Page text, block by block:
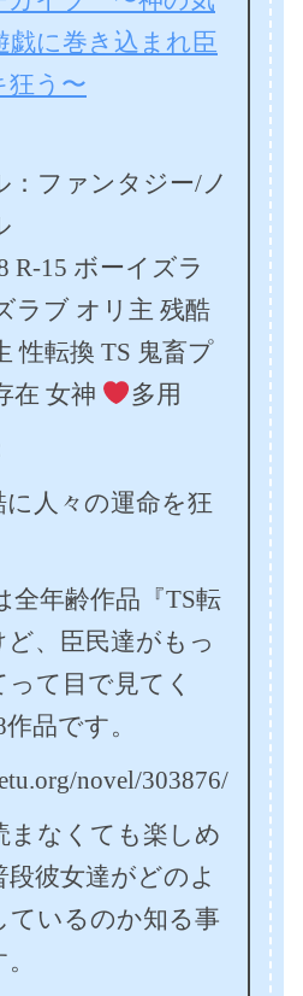
戯に巻き込まれ臣
狂う〜
：ファンタジー/ノ
R-15 ボーイズラ
ラブ オリ主 残酷
性転換 TS 鬼畜プ
在 女神
多用
人々の運命を狂
全年齢作品『TS転
、臣民達がもっ
って目で見てく
品です。
novel/303876/
まなくても楽しめ
段彼女達がどのよ
ているのか知る事